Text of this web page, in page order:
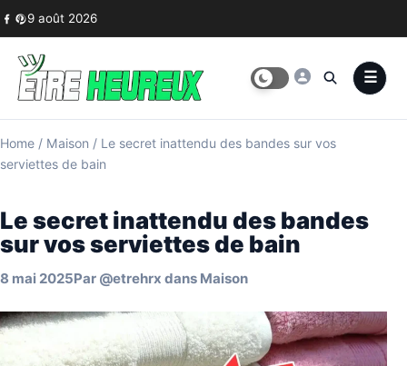
Skip to content
9 août 2026
Home / Maison / Le secret inattendu des bandes sur vos
serviettes de bain
Le secret inattendu des bandes
sur vos serviettes de bain
8 mai 2025Par @etrehrx dans Maison